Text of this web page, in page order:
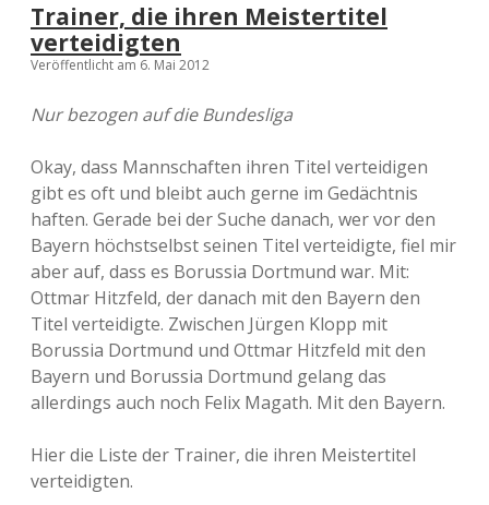
Trainer, die ihren Meistertitel
verteidigten
Veröffentlicht am 6. Mai 2012
Nur bezogen auf die Bundesliga
Okay, dass Mannschaften ihren Titel verteidigen
gibt es oft und bleibt auch gerne im Gedächtnis
haften. Gerade bei der Suche danach, wer vor den
Bayern höchstselbst seinen Titel verteidigte, fiel mir
aber auf, dass es Borussia Dortmund war. Mit:
Ottmar Hitzfeld, der danach mit den Bayern den
Titel verteidigte. Zwischen Jürgen Klopp mit
Borussia Dortmund und Ottmar Hitzfeld mit den
Bayern und Borussia Dortmund gelang das
allerdings auch noch Felix Magath. Mit den Bayern.
Hier die Liste der Trainer, die ihren Meistertitel
verteidigten.